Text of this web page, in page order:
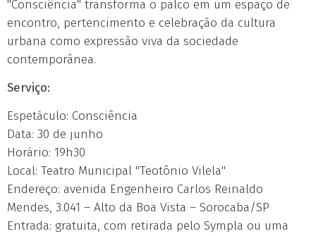
"Consciência" transforma o palco em um espaço de
encontro, pertencimento e celebração da cultura
urbana como expressão viva da sociedade
contemporânea.
Serviço:
Espetáculo: Consciência
Data: 30 de junho
Horário: 19h30
Local: Teatro Municipal "Teotônio Vilela"
Endereço: avenida Engenheiro Carlos Reinaldo
Mendes, 3.041 – Alto da Boa Vista – Sorocaba/SP
Entrada: gratuita, com retirada pelo Sympla ou uma